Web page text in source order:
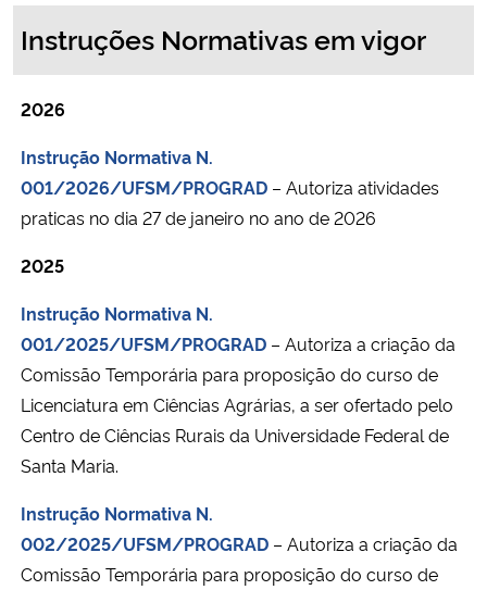
Ministério da Saúde
Ministério de Minas e Energia
Ministério da Ciência, Tecnologia, Inovações e Comunicações
Ministério do Meio Ambiente
Ministério do Desenvolvimento Regional
Controladoria-Geral da União
Secretaria-Geral
Secretaria de Governo
Instruções Normativas em vigor
2026
Instrução Normativa N.
001/2026/UFSM/PROGRAD – Autoriza atividades
praticas no dia 27 de janeiro no ano de 2026
2025
Instrução Normativa N.
001/2025/UFSM/PROGRAD – Autoriza a criação da
Comissão Temporária para proposição do curso de
Licenciatura em Ciências Agrárias, a ser ofertado pelo
Centro de Ciências Rurais da Universidade Federal de
Santa Maria.
Instrução Normativa N.
002/2025/UFSM/PROGRAD – Autoriza a criação da
Comissão Temporária para proposição do curso de